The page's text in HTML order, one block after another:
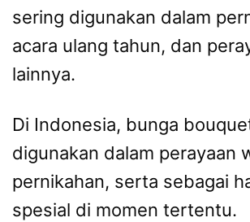
sering digunakan dalam
acara ulang tahun, dan
lainnya.
Di Indonesia, bunga
digunakan dalam perayaan
pernikahan, serta sebagai
spesial di momen tertentu.